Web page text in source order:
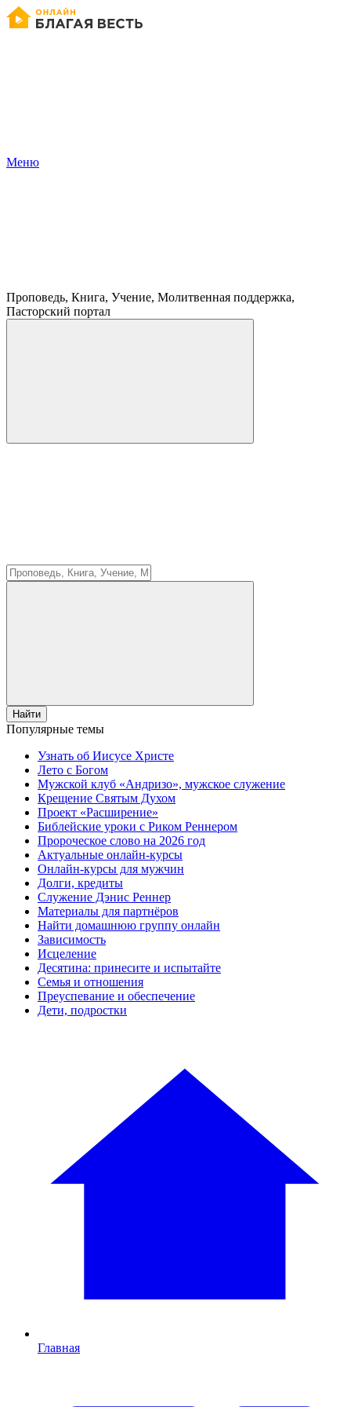
Меню
Проповедь, Книга, Учение, Молитвенная поддержка,
Пасторский портал
Найти
Популярные темы
Узнать об Иисусе Христе
Лето с Богом
Мужской клуб «Андризо», мужское служение
Крещение Святым Духом
Проект «Расширение»
Библейские уроки с Риком Реннером
Пророческое слово на 2026 год
Актуальные онлайн-курсы
Онлайн-курсы для мужчин
Долги, кредиты
Служение Дэнис Реннер
Материалы для партнёров
Найти домашнюю группу онлайн
Зависимость
Исцеление
Десятина: принесите и испытайте
Семья и отношения
Преуспевание и обеспечение
Дети, подростки
Главная